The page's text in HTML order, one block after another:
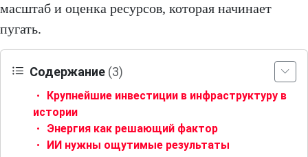
масштаб и оценка ресурсов, которая начинает
пугать.
Содержание (3)
Крупнейшие инвестиции в инфраструктуру в
истории
Энергия как решающий фактор
ИИ нужны ощутимые результаты